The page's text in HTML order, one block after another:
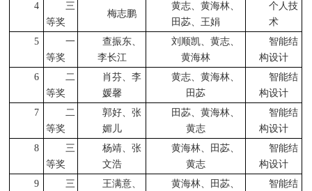
4
三
等奖
梅志鹏
黄志、黄海林、
田苾、王娟
个人技
术
5
一
等奖
查振东、
李长江
刘顺凯、黄志、
黄海林
智能结
构设计
6
二
等奖
肖芬、李
媛馨
黄志、黄海林、
田苾
智能结
构设计
7
二
等奖
郭好、张
媚儿
田苾、黄海林、
黄志
智能结
构设计
8
三
等奖
杨靖、张
文浩
黄海林、田苾、
黄志
智能结
构设计
9
三
王满意、
黄海林、田苾、
智能结